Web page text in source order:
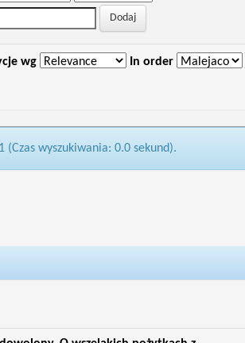
wg In order
(Czas wyszukiwania: 0.0 sekund).